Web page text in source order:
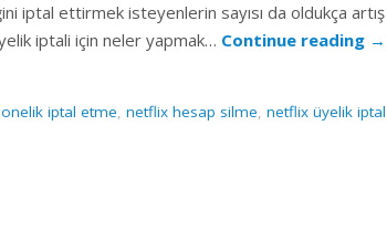
iptal ettirmek isteyenlerin sayısı da oldukça artış
iptali için neler yapmak… Continue reading →
iptal etme, netflix hesap silme, netflix üyelik iptal